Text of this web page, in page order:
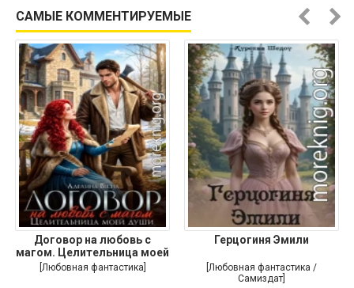
САМЫЕ КОММЕНТИРУЕМЫЕ
Договор на любовь с
магом. Целительница моей
души
[Любовная фантастика]
Герцогиня Эмили
[Любовная фантастика /
Самиздат]